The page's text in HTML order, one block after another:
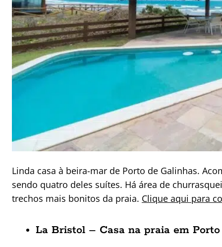
Linda casa à beira-mar de Porto de Galinhas.
sendo quatro deles suítes. Há área de
trechos mais bonitos da praia. Clique aqui para
La Bristol – Casa na praia em